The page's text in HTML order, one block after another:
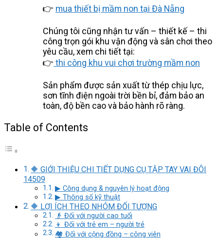
👉 mua thiết bị mầm non tại Đà Nẵng
Chúng tôi cũng nhận tư vấn – thiết kế – thi
công trọn gói khu vận động và sân chơi theo
yêu cầu, xem chi tiết tại:
👉 thi công khu vui chơi trường mầm non
Sản phẩm được sản xuất từ thép chịu lực,
sơn tĩnh điện ngoài trời bền bỉ, đảm bảo an
toàn, độ bền cao và bảo hành rõ ràng.
Table of Contents
🔶 GIỚI THIỆU CHI TIẾT DỤNG CỤ TẬP TAY VAI ĐÔI
14509
▶ Công dụng & nguyên lý hoạt động
▶ Thông số kỹ thuật
🔶 LỢI ÍCH THEO NHÓM ĐỐI TƯỢNG
👴 Đối với người cao tuổi
👦 Đối với trẻ em – người trẻ
🏘️ Đối với cộng đồng – công viên